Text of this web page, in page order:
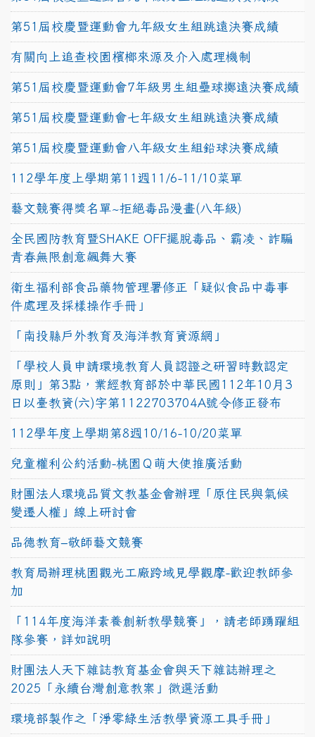
第51屆校慶暨運動會九年級女生組跳遠決賽成績
有關向上追查校園檳榔來源及介入處理機制
第51屆校慶暨運動會7年級男生組壘球擲遠決賽成績
第51屆校慶暨運動會七年級女生組跳遠決賽成績
第51屆校慶暨運動會八年級女生組鉛球決賽成績
112學年度上學期第11週11/6-11/10菜單
藝文競賽得獎名單~拒絕毒品漫畫(八年級)
全民國防教育暨SHAKE OFF擺脫毒品、霸凌、詐騙
青春無限創意飆舞大賽
衛生福利部食品藥物管理署修正「疑似食品中毒事
件處理及採樣操作手冊」
「南投縣戶外教育及海洋教育資源網」
「學校人員申請環境教育人員認證之研習時數認定
原則」第3點，業經教育部於中華民國112年10月3
日以臺教資(六)字第1122703704A號令修正發布
112學年度上學期第8週10/16-10/20菜單
兒童權利公約活動-桃園Ｑ萌大使推廣活動
財團法人環境品質文教基金會辦理「原住民與氣候
變遷人權」線上研討會
品德教育–敬師藝文競賽
教育局辦理桃園觀光工廠跨域見學觀摩-歡迎教師參
加
「114年度海洋素養創新教學競賽」，請老師踴躍組
隊參賽，詳如說明
財團法人天下雜誌教育基金會與天下雜誌辦理之
2025「永續台灣創意教案」徵選活動
環境部製作之「淨零綠生活教學資源工具手冊」